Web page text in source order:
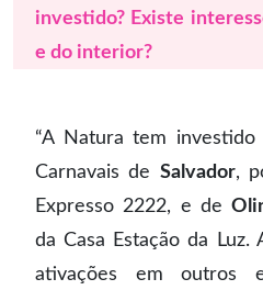
investido? Existe
e do interior?
“A Natura tem investido
Carnavais de Salvador,
Expresso 2222, e de
da Casa Estação da Luz.
ativações em outros